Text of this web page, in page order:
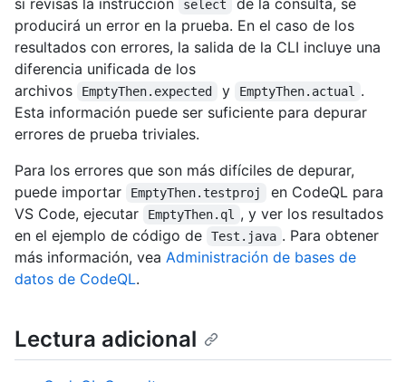
select
producirá un error en la prueba. En el caso de los
resultados con errores, la salida de la CLI incluye una
diferencia unificada de los
archivos
EmptyThen.expected y EmptyThen.actual
.
Esta información puede ser suficiente para depurar
errores de prueba triviales.
Para los errores que son más difíciles de depurar,
puede importar
EmptyThen.testproj
en CodeQL para
VS Code, ejecutar
EmptyThen.ql
, y ver los resultados
en el ejemplo de código de
Test.java . Para obtener
más información, vea Administración de bases de
datos de CodeQL.
Lectura adicional